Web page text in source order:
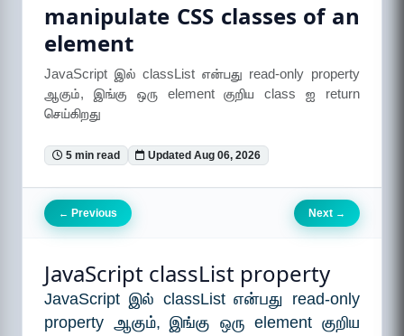
manipulate CSS classes of an
element
JavaScript இல் classList என்பது read-only property
ஆகும், இங்கு ஒரு element குறிய class ஐ return
செய்கிறது
5 min read Updated Aug 06, 2026
← Previous Next →
JavaScript classList property
JavaScript இல் classList என்பது read-only
property ஆகும், இங்கு ஒரு element குறிய